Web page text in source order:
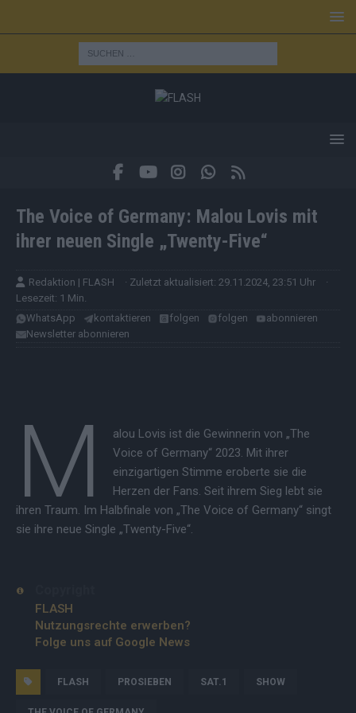
The Voice of Germany: Malou Lovis mit
ihrer neuen Single „Twenty-Five“
Redaktion | FLASH · Zuletzt aktualisiert: 29.11.2024, 23:51 Uhr
·
Lesezeit: 1 Min.
WhatsApp
kontaktieren folgen folgen
abonnieren
Newsletter abonnieren
M
alou Lovis ist die Gewinnerin von „The
Voice of Germany“ 2023. Mit ihrer
einzigartigen Stimme eroberte sie die
Herzen der Fans. Seit ihrem Sieg lebt sie
ihren Traum. Im Halbfinale von „The Voice of Germany“ singt
sie ihre neue Single „Twenty-Five“.
FLASH
Nutzungsrechte erwerben?
Folge uns auf Google News
FLASH PROSIEBEN SAT.1 SHOW